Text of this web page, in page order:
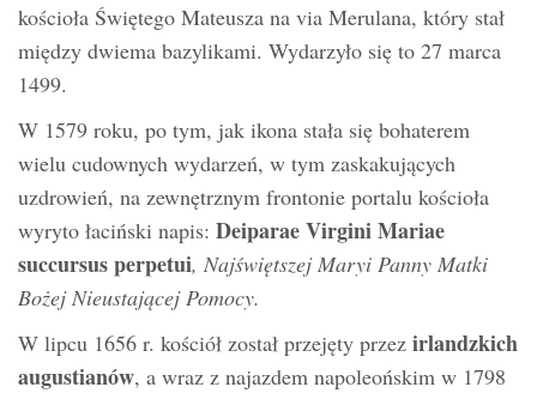
kościoła Świętego Mateusza na via Merulana, który stał
między dwiema bazylikami. Wydarzyło się to 27 marca
1499.
W 1579 roku, po tym, jak ikona stała się bohaterem
wielu cudownych wydarzeń, w tym zaskakujących
uzdrowień, na zewnętrznym frontonie portalu kościoła
wyryto łaciński napis: Deiparae Virgini Mariae
succursus perpetui, Najświętszej Maryi Panny Matki
Bożej Nieustającej Pomocy.
W lipcu 1656 r. kościół został przejęty przez irlandzkich
augustianów, a wraz z najazdem napoleońskim w 1798